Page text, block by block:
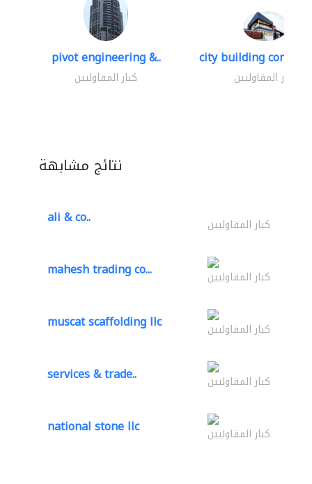
pivot engineering &..
كبار المقاوليين
city building
كبار المقاوليين
نتائج مشابهة
ali & co.. كبار المقاوليين
mahesh trading co... كبار المقاوليين
muscat scaffolding llc كبار المقاوليين
services & trade.. كبار المقاوليين
national stone llc كبار المقاوليين